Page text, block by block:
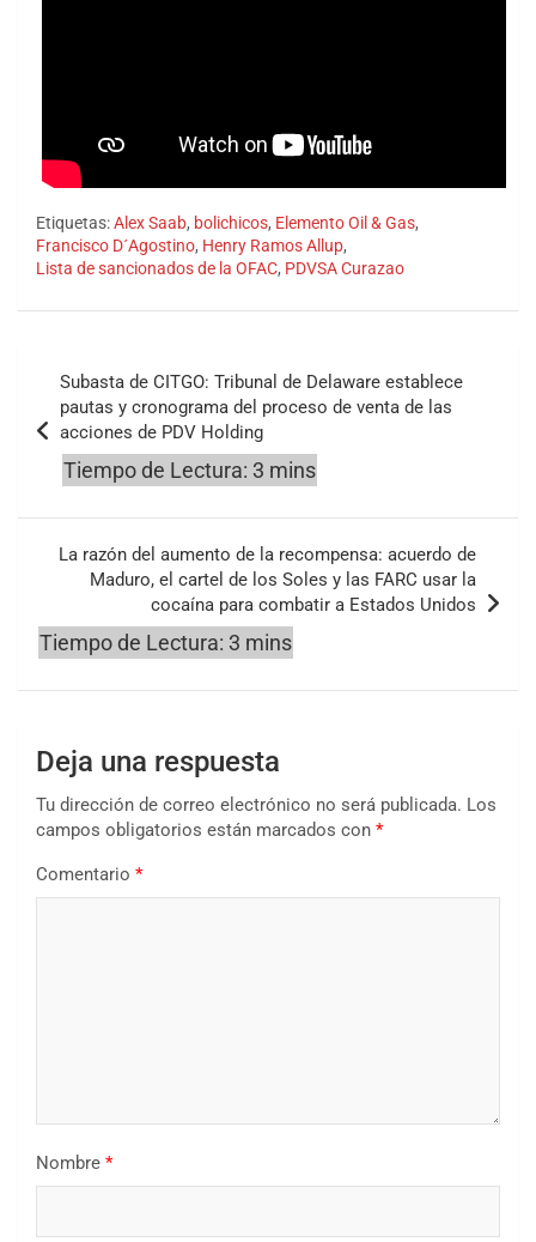
Etiquetas:Alex Saab, bolichicos, Elemento Oil & Gas,
Francisco D´Agostino, Henry Ramos Allup,
Lista de sancionados de la OFAC, PDVSA Curazao
entradas
Subasta de CITGO: Tribunal de Delaware establece
pautas y cronograma del proceso de venta de las
acciones de PDV Holding
La razón del aumento de la recompensa: acuerdo de
Maduro, el cartel de los Soles y las FARC usar la
cocaína para combatir a Estados Unidos
Deja una respuesta
Tu dirección de correo electrónico no será publicada. Los
campos obligatorios están marcados con *
Comentario *
Nombre *